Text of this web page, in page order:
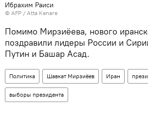
Ибрахим Раиси
© AFP / Atta Kenare
Помимо Мирзиёева, нового
поздравили лидеры России и
Путин и Башар Асад.
Политика Шавкат Мирзиёев Иран
выборы президента